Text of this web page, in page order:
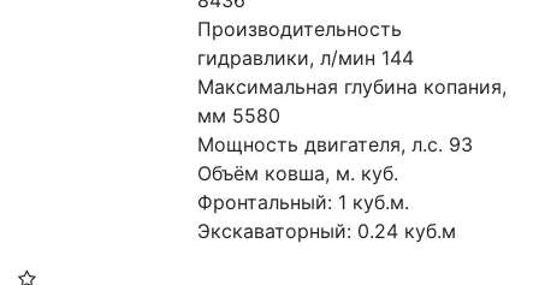
Производительность
гидравлики, л/мин 144
Максимальная глубина копания,
мм 5580
Мощность двигателя, л.с. 93
Объём ковша, м. куб.
Фронтальный: 1 куб.м.
Экскаваторный: 0.24 куб.м